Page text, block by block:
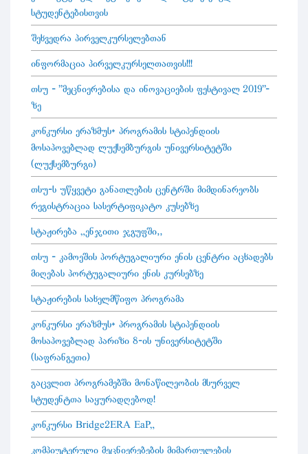
სტუდენტებისთვის
შეხვედრა პირველკურსელებთან
ინფორმაცია პირველკურსელთათვის!!!
თსუ - "მეცნიერებისა და ინოვაციების ფესტივალ 2019"-
ზე
კონკურსი ერაზმუს+ პროგრამის სტიპენდიის
მოსაპოვებლად ლუქსემბურგის უნივერსიტეტში
(ლუქსემბურგი)
თსუ-ს უწყვეტი განათლების ცენტრში მიმდინარეობს
რეგისტრაცია სასერტიფიკატო კუსებზე
სტაჟირება „ენჯითი ჯგუფში“
თსუ - კამოეშის პორტუგალიური ენის ცენტრი აცხადებს
მიღებას პორტუგალიური ენის კურსებზე
სტაჟირების სახელმწიფო პროგრამა
კონკურსი ერაზმუს+ პროგრამის სტიპენდიის
მოსაპოვებლად პარიზი 8-ის უნივერსიტეტში
(საფრანგეთი)
გაცვლით პროგრამებში მონაწილეობის მსურველ
სტუდენტთა საყურადღებოდ!
კონკურსი Bridge2ERA EaP„
კომპიუტერული მეცნიერებების მიმართულების